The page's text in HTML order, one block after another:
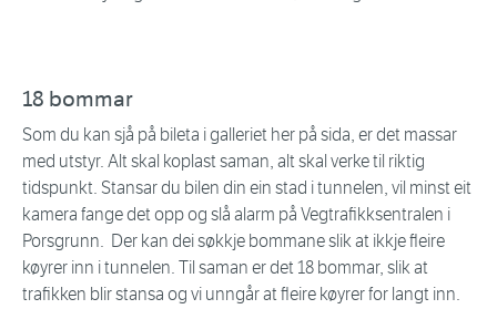
18 bommar
Som du kan sjå på bileta i galleriet her på sida, er det massar
med utstyr. Alt skal koplast saman, alt skal verke til riktig
tidspunkt. Stansar du bilen din ein stad i tunnelen, vil minst eit
kamera fange det opp og slå alarm på Vegtrafikksentralen i
Porsgrunn. Der kan dei søkkje bommane slik at ikkje fleire
køyrer inn i tunnelen. Til saman er det 18 bommar, slik at
trafikken blir stansa og vi unngår at fleire køyrer for langt inn.